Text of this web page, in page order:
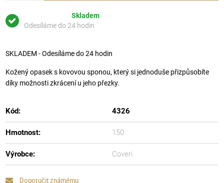
Skladem
Odesíláme do 24 hodin
SKLADEM - Odesíláme do 24 hodin
Kožený opasek s kovovou sponou, který si jednoduše přizpůsobíte
díky možnosti zkrácení u jeho přezky.
Kód: 4326
Hmotnost: 150
Výrobce: Coveri
Doporučit známému